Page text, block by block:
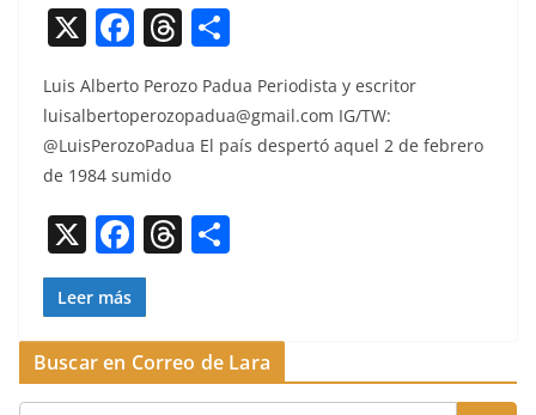
X F
c
e
b
o
o
k
T
re
a
s
o
m
p
Luis Alber­to Per­o­zo Pad­ua Peri­odista y escritor
luisalbertoperozopadua@gmail.com IG/TW:
@LuisPerozoPadua El país des­pertó aquel 2 de febrero
de 1984 sumido
X F
a
c
e
b
T
a
d
p
ar
Leer más
Buscar en Correo de Lara